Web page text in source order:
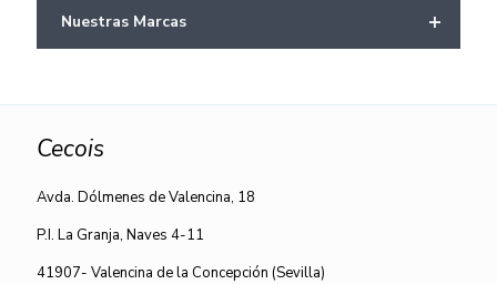
+
Nuestras Marcas
Cecois
Avda. Dólmenes de Valencina, 18
P.I. La Granja, Naves 4-11
41907- Valencina de la Concepción (Sevilla)